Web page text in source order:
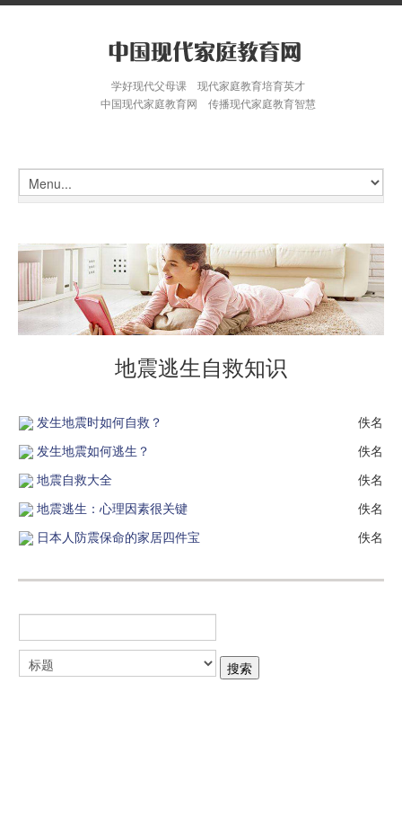
学好现代父母课 现代家庭教育培育英才
中国现代家庭教育网 传播现代家庭教育智慧
地震逃生自救知识
发生地震时如何自救？
佚名
发生地震如何逃生？
佚名
地震自救大全
佚名
地震逃生：心理因素很关键
佚名
日本人防震保命的家居四件宝
佚名